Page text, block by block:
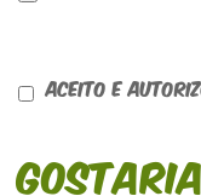
Aceito e